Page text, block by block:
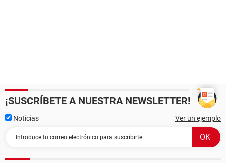
¡SUSCRÍBETE A NUESTRA NEWSLETTER!
Noticias Ver un ejemplo